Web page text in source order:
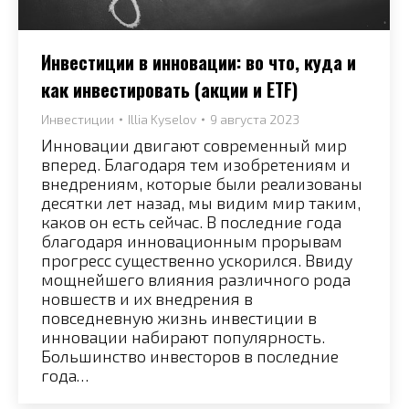
Инвестиции в инновации: во что, куда и
как инвестировать (акции и ETF)
Инвестиции Illia Kyselov 9 августа 2023
Инновации двигают современный мир
вперед. Благодаря тем изобретениям и
внедрениям, которые были реализованы
десятки лет назад, мы видим мир таким,
каков он есть сейчас. В последние года
благодаря инновационным прорывам
прогресс существенно ускорился. Ввиду
мощнейшего влияния различного рода
новшеств и их внедрения в
повседневную жизнь инвестиции в
инновации набирают популярность.
Большинство инвесторов в последние
года…